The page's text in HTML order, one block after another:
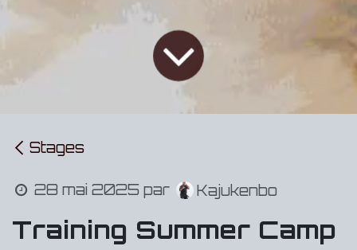
Stages
28 mai 2025 par Kajukenbo
Training Summer Camp